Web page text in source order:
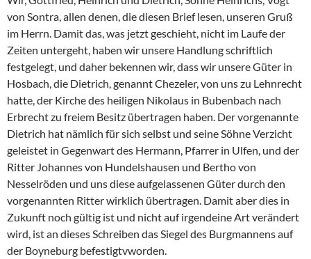
von Sontra, allen denen, die diesen Brief lesen, unseren Gruß
im Herrn. Damit das, was jetzt geschieht, nicht im Laufe der
Zeiten untergeht, haben wir unsere Handlung schriftlich
festgelegt, und daher bekennen wir, dass wir unsere Güter in
Hosbach, die Dietrich, genannt Chezeler, von uns zu Lehnrecht
hatte, der Kirche des heiligen Nikolaus in Bubenbach nach
Erbrecht zu freiem Besitz übertragen haben. Der vorgenannte
Dietrich hat nämlich für sich selbst und seine Söhne Verzicht
geleistet in Gegenwart des Hermann, Pfarrer in Ulfen, und der
Ritter Johannes von Hundelshausen und Bertho von
Nesselröden und uns diese aufgelassenen Güter durch den
vorgenannten Ritter wirklich übertragen. Damit aber dies in
Zukunft noch gültig ist und nicht auf irgendeine Art verändert
wird, ist an dieses Schreiben das Siegel des Burgmannens auf
der Boyneburg befestigtvworden.